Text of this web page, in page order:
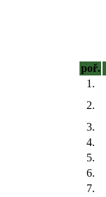
poř.
1.
2.
3.
4.
5.
6.
7.